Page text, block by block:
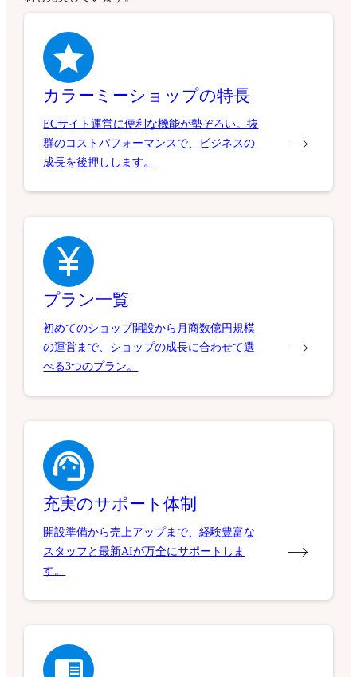
カラーミーショップの特長
ECサイト運営に便利な機能が勢ぞろい。抜
群のコストパフォーマンスで、ビジネスの
成長を後押しします。
プラン一覧
初めてのショップ開設から月商数億円規模
の運営まで、ショップの成長に合わせて選
べる3つのプラン。
充実のサポート体制
開設準備から売上アップまで、経験豊富な
スタッフと最新AIが万全にサポートしま
す。